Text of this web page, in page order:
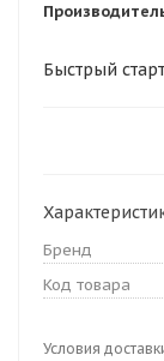
Быстрый
Бренд
Код товара
Условия